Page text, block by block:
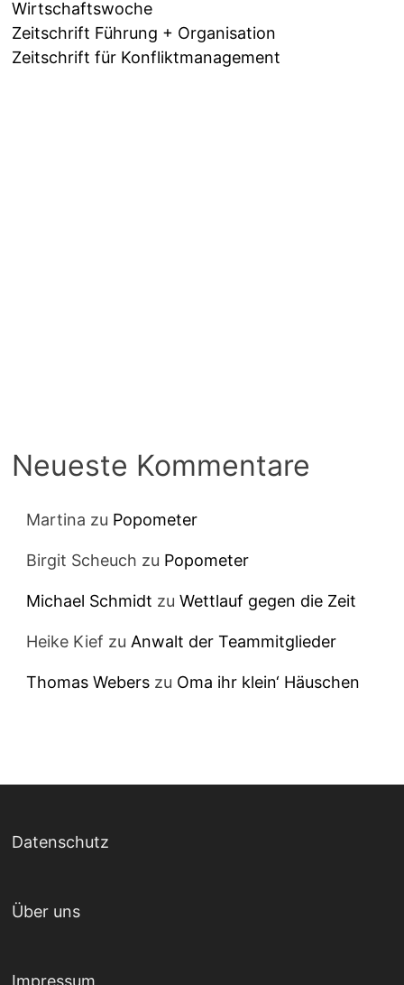
Wirtschaftswoche
Zeitschrift Führung + Organisation
Zeitschrift für Konfliktmanagement
Neueste Kommentare
Martina zu Popometer
Birgit Scheuch zu Popometer
Michael Schmidt zuWettlauf gegen die Zeit
Heike Kief zu Anwalt der Teammitglieder
Thomas Webers zu Oma ihr klein‘ Häuschen
Datenschutz
Über uns
Impressum